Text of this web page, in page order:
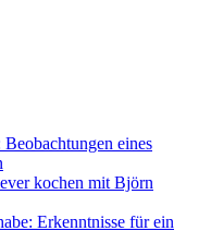
eines
kochen mit Björn
Erkenntnisse für ein